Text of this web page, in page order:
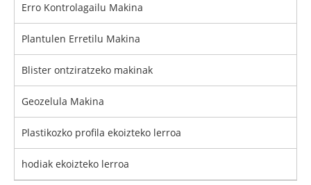
Erro Kontrolagailu Makina
Plantulen Erretilu Makina
Blister ontziratzeko makinak
Geozelula Makina
Plastikozko profila ekoizteko lerroa
hodiak ekoizteko lerroa